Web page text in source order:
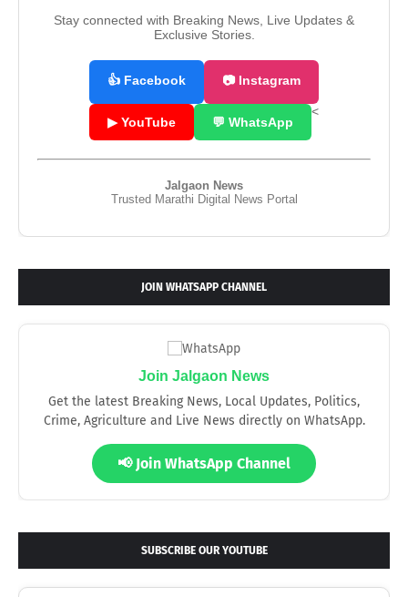
Stay connected with Breaking News, Live Updates &
Exclusive Stories.
👍 Facebook 📷 Instagram
▶ YouTube 💬 WhatsApp
<
Jalgaon News
Trusted Marathi Digital News Portal
JOIN WHATSAPP CHANNEL
Join Jalgaon News
Get the latest Breaking News, Local Updates, Politics,
Crime, Agriculture and Live News directly on WhatsApp.
📢 Join WhatsApp Channel
SUBSCRIBE OUR YOUTUBE